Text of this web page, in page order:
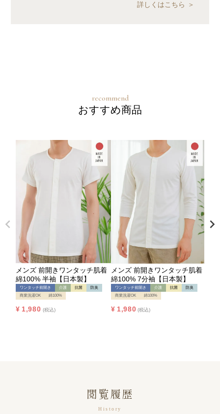
詳しくはこちら
おすすめ商品
メンズ 前開きワンタッチ肌着
綿100% 半袖【日本製】
ワンタッチ前開き 介護 抗菌
防臭
商業洗濯OK
綿100%
¥ 1,980 税込
メンズ 前開きワンタッチ肌着
綿100% 7分袖【日本製】
ワンタッチ前開き 介護 抗菌
防臭
商業洗濯OK
綿100%
¥ 1,980 税込
閲覧履歴
History